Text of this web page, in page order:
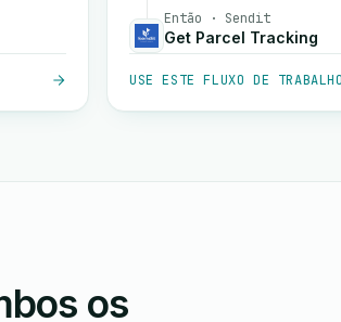
Então · Sendit
Get Parcel Tracking
USE ESTE FLUXO DE
os